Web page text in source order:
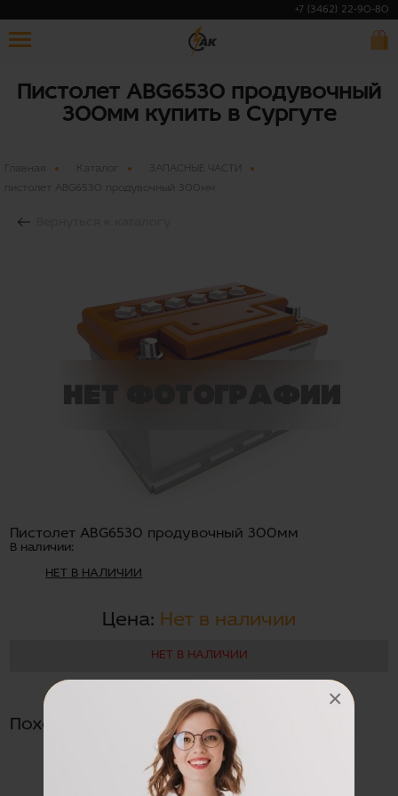
×
+7 (3462) 22-90-80
Пистолет ABG6530 продувочный
300мм купить в Сургуте
Главная
ЗАПАСНЫЕ ЧАСТИ
пистолет ABG6530 продувочный 300мм
Пистолет ABG6530 продувочный 300мм
В наличии:
НЕТ В НАЛИЧИИ
Цена: Нет в наличии
НЕТ В НАЛИЧИИ
Похожие товары